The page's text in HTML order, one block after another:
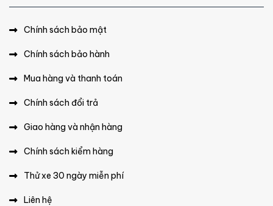
Chính sách bảo mật
Chính sách bảo hành
Mua hàng và thanh toán
Chính sách đổi trả
Giao hàng và nhận hàng
Chính sách kiểm hàng
Thử xe 30 ngày miễn phí
Liên hệ